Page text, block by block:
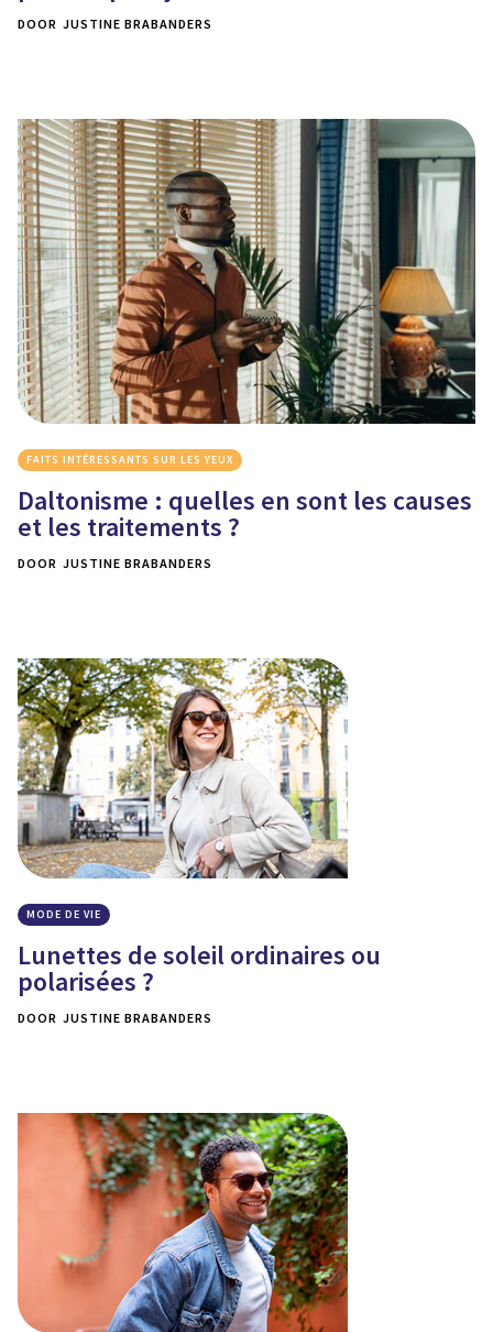
DOOR JUSTINE BRABANDERS
FAITS INTÉRESSANTS SUR LES YEUX
Daltonisme : quelles en sont les causes
et les traitements ?
DOOR JUSTINE BRABANDERS
MODE DE VIE
Lunettes de soleil ordinaires ou
polarisées ?
DOOR JUSTINE BRABANDERS